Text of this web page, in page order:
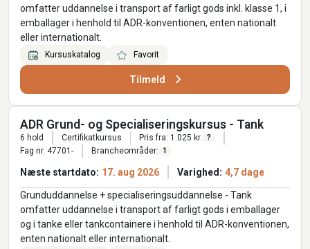
omfatter uddannelse i transport af farligt gods inkl. klasse 1, i
emballager i henhold til ADR-konventionen, enten nationalt
eller internationalt.
Kursuskatalog Favorit
Tilmeld
ADR Grund- og Specialiseringskursus - Tank
6 hold Certifikatkursus Pris fra: 1.025 kr. ?
Fag nr. 47701- Brancheområder: 1
Næste startdato: 17. aug 2026 Varighed: 4,7 dage
Grunduddannelse + specialiseringsuddannelse - Tank
omfatter uddannelse i transport af farligt gods i emballager
og i tanke eller tankcontainere i henhold til ADR-konventionen,
enten nationalt eller internationalt.